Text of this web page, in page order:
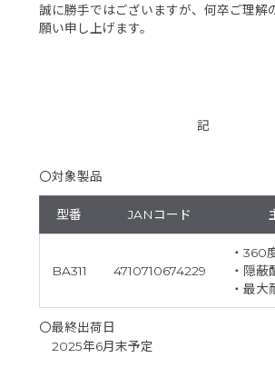
誠に勝手ではございますが、何卒ご理解
願い申し上げます。
記
〇対象製品
型番 JANコード
BA311 4710710674229
・360
・隠蔽
・最大
〇最終出荷日
2025年6月末予定